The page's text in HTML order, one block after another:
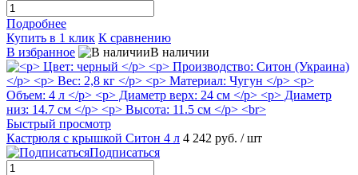
Подробнее
Купить в 1 клик К сравнению
В избранное
В наличии
Быстрый просмотр
Кастрюля с крышкой Ситон 4 л 4 242 руб. / шт
Подписаться